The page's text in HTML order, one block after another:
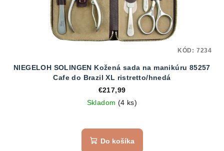
NIEGELOH SOLINGEN Kožená sada na manikúru 85257
Cafe do Brazil XL ristretto/hnedá
€217,99
Skladom (4 ks)
Do košíka
KÓD: 7234